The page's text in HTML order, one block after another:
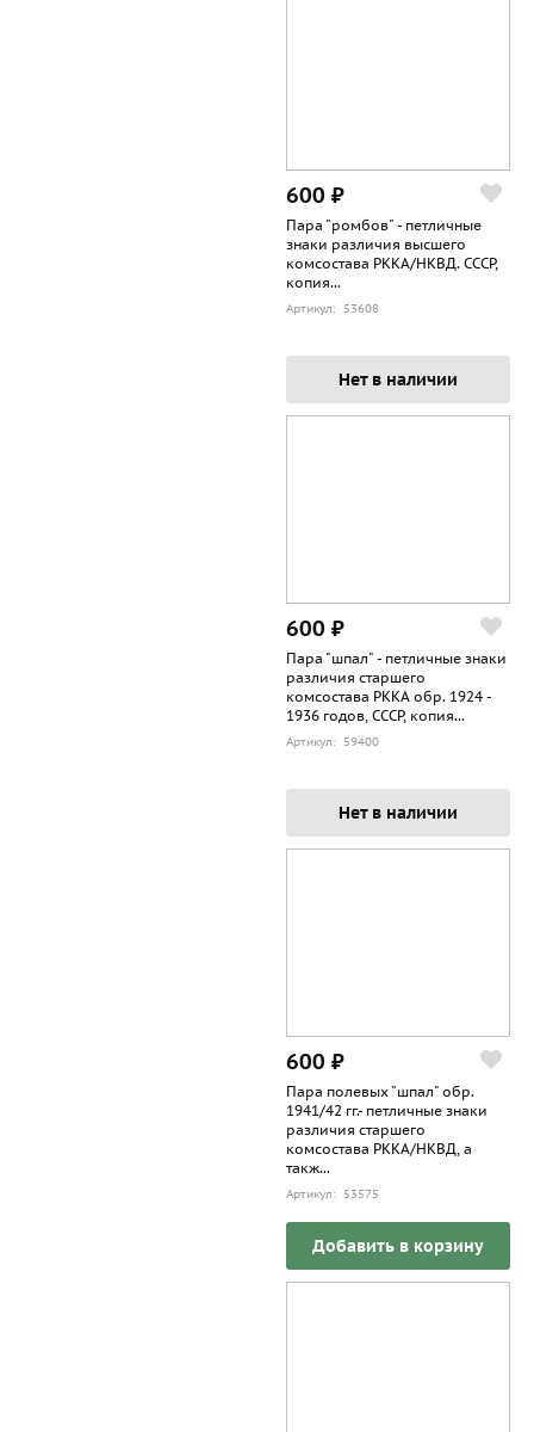
600 ₽
Пара "ромбов" - петличные
знаки различия высшего
комсостава РККА/НКВД. СССР,
копия...
Артикул: 53608
Нет в наличии
600 ₽
Пара "шпал" - петличные знаки
различия старшего
комсостава РККА обр. 1924 -
1936 годов, СССР, копия...
Артикул: 59400
Нет в наличии
600 ₽
Пара полевых "шпал" обр.
1941/42 гг.- петличные знаки
различия старшего
комсостава РККА/НКВД, а
такж...
Артикул: 53575
Добавить в корзину